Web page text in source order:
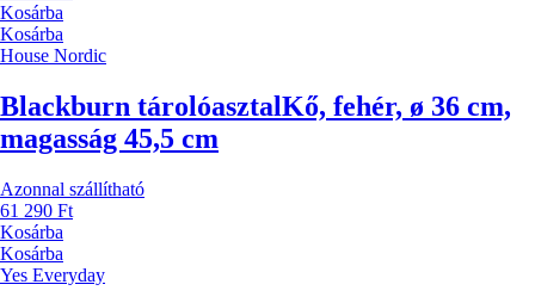
Kosárba
Kosárba
House Nordic
Blackburn tárolóasztalKő, fehér, ø 36 cm,
magasság 45,5 cm
Azonnal szállítható
61 290 Ft
Kosárba
Kosárba
Yes Everyday